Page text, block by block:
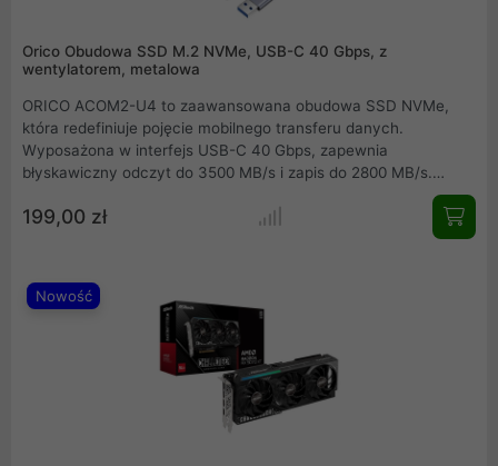
Orico Obudowa SSD M.2 NVMe, USB-C 40 Gbps, z
wentylatorem, metalowa
ORICO ACOM2-U4 to zaawansowana obudowa SSD NVMe,
która redefiniuje pojęcie mobilnego transferu danych.
Wyposażona w interfejs USB-C 40 Gbps, zapewnia
błyskawiczny odczyt do 3500 MB/s i zapis do 2800 MB/s.
Aktywny system chłodzenia z wentylatorem i aluminiowym
radiatorem dba o optymalną temperaturę pracy nawet pod
dużym obciążeniem. To idealne narzędzie dla profesjonalistów
beznarzędziowy montaż z obsługą nośników o pojemności do 8
TB w kompaktowej formie.
199,00 zł
Nowość